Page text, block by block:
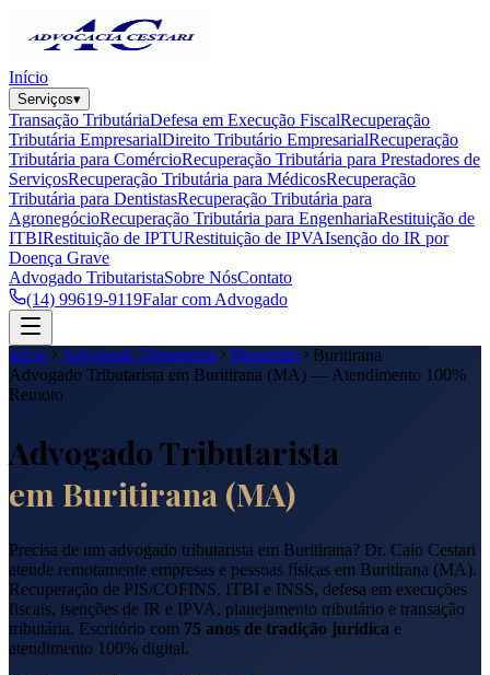
Início
Serviços▾
Transação TributáriaDefesa em Execução FiscalRecuperação
Tributária EmpresarialDireito Tributário EmpresarialRecuperação
Tributária para ComércioRecuperação Tributária para Prestadores de
ServiçosRecuperação Tributária para MédicosRecuperação
Tributária para DentistasRecuperação Tributária para
AgronegócioRecuperação Tributária para EngenhariaRestituição de
ITBIRestituição de IPTURestituição de IPVAIsenção do IR por
Doença Grave
Advogado TributaristaSobre NósContato
(14) 99619-9119Falar com Advogado
Início Advogado Tributarista Maranhão
Buritirana
Advogado Tributarista em Buritirana (MA) — Atendimento 100%
Remoto
Advogado Tributarista
em Buritirana (MA)
Precisa de um advogado tributarista em Buritirana? Dr. Caio Cestari
atende remotamente empresas e pessoas físicas em Buritirana (MA).
Recuperação de PIS/COFINS, ITBI e INSS, defesa em execuções
fiscais, isenções de IR e IPVA, planejamento tributário e transação
tributária. Escritório com 75 anos de tradição jurídica e
atendimento 100% digital.